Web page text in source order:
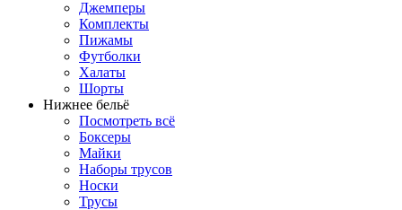
Джемперы
Комплекты
Пижамы
Футболки
Халаты
Шорты
Нижнее бельё
Посмотреть всё
Боксеры
Майки
Наборы трусов
Носки
Трусы